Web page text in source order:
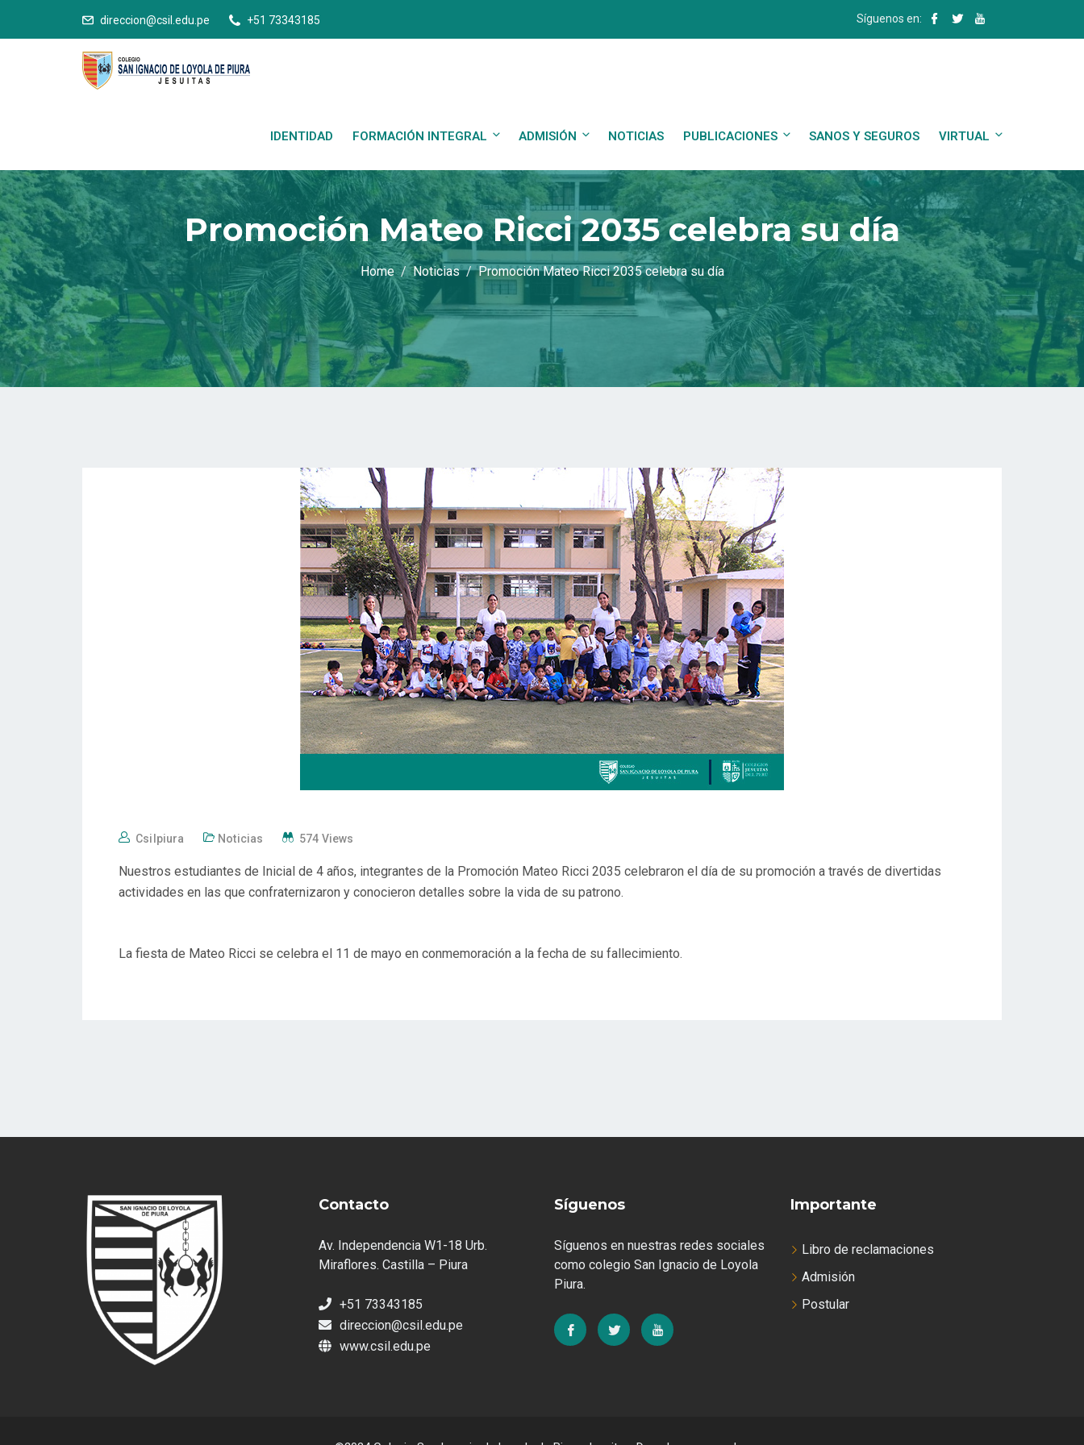
direccion@csil.edu.pe +51 73343185 Síguenos en:
IDENTIDAD FORMACIÓN INTEGRAL ADMISIÓN NOTICIAS PUBLICACIONES SANOS Y SEGUROS VIRTUAL
Promoción Mateo Ricci 2035 celebra su día
Home Noticias Promoción Mateo Ricci 2035 celebra su día
Csilpiura Noticias 574 Views
Nuestros estudiantes de Inicial de 4 años, integrantes de la Promoción Mateo Ricci 2035 celebraron el día de su promoción a través de divertidas
actividades en las que confraternizaron y conocieron detalles sobre la vida de su patrono.
La fiesta de Mateo Ricci se celebra el 11 de mayo en conmemoración a la fecha de su fallecimiento.
Contacto
Av. Independencia W1-18 Urb.
Miraflores. Castilla – Piura
+51 73343185
direccion@csil.edu.pe
www.csil.edu.pe
Síguenos
Síguenos en nuestras redes sociales
como colegio San Ignacio de Loyola
Piura.
Importante
Libro de reclamaciones
Admisión
Postular